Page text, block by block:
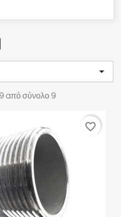

9 από σύνολο 9
favorite_border